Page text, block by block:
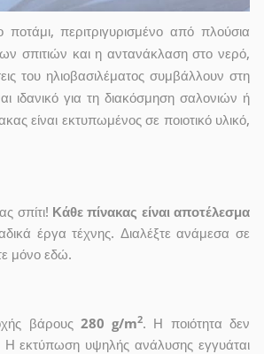
περιτριγυρισμένο από πλούσια
σπιτιών και η αντανάκλαση στο νερό,
του ηλιοβασιλέματος συμβάλλουν στη
ιδανικό για τη διακόσμηση σαλονιών ή
είναι εκτυπωμένος σε ποιοτικό υλικό,
σπίτι! Κάθε πίνακας είναι αποτέλεσμα
έργα τέχνης. Διαλέξτε ανάμεσα σε
μόνο εδώ.
βάρους 280 g/m2. Η ποιότητα δεν
Η εκτύπωση υψηλής ανάλυσης εγγυάται